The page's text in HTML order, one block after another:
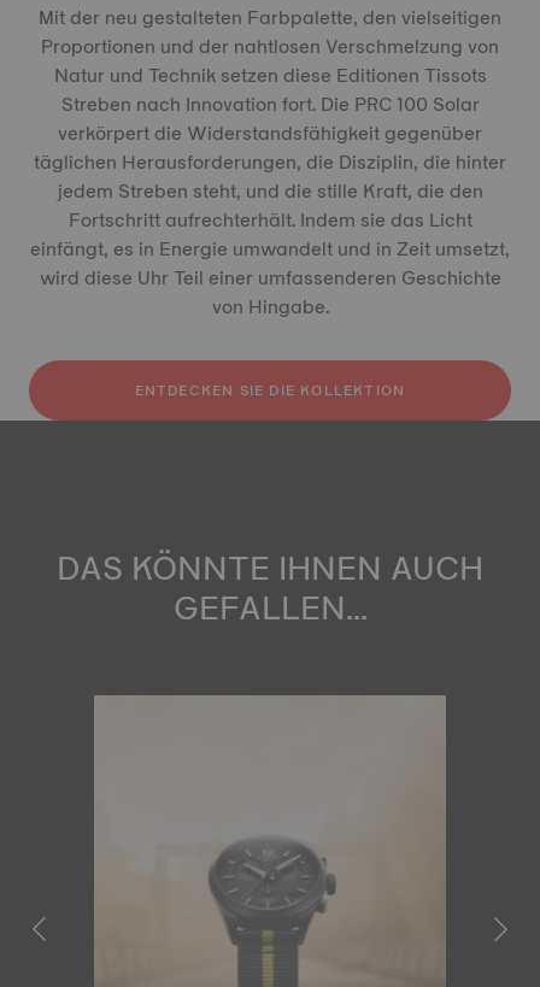
Mit der neu gestalteten Farbpalette, den vielseitigen
Proportionen und der nahtlosen Verschmelzung von
Natur und Technik setzen diese Editionen Tissots
Streben nach Innovation fort. Die PRC 100 Solar
verkörpert die Widerstandsfähigkeit gegenüber
täglichen Herausforderungen, die Disziplin, die hinter
jedem Streben steht, und die stille Kraft, die den
Fortschritt aufrechterhält. Indem sie das Licht
einfängt, es in Energie umwandelt und in Zeit umsetzt,
wird diese Uhr Teil einer umfassenderen Geschichte
von Hingabe.
ENTDECKEN SIE DIE KOLLEKTION
DAS KÖNNTE IHNEN AUCH
GEFALLEN...